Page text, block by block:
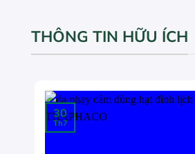
THÔNG TIN HỮU ÍCH
30
Th7